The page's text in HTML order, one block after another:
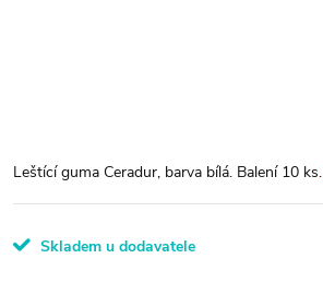
Leštící guma Ceradur, barva bílá. Balení 10 ks.
Skladem u dodavatele